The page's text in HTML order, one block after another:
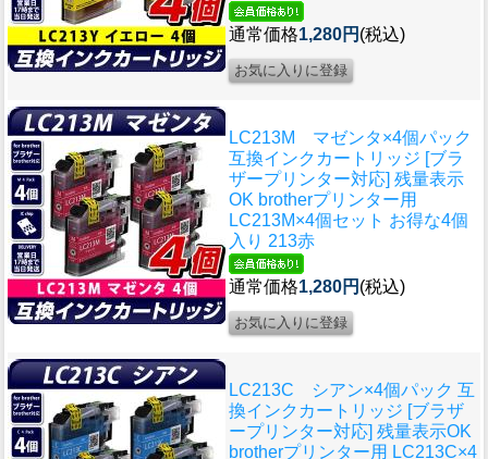
通常価格1,280円 (税込)
LC213M マゼンタ×4個パック
互換インクカートリッジ [ブラ
ザープリンター対応] 残量表示
OK brotherプリンター用
LC213M×4個セット お得な4個
入り 213赤
通常価格1,280円 (税込)
LC213C シアン×4個パック 互
換インクカートリッジ [ブラザ
ープリンター対応] 残量表示OK
brotherプリンター用 LC213C×4